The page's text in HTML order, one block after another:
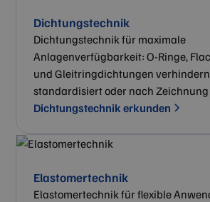
Dichtungstechnik
Dichtungstechnik für maximale
Anlagenverfügbarkeit: O-Ringe,
und Gleitringdichtungen
standardisiert oder nach
Dichtungstechnik erkunden
Elastomertechnik
Elastomertechnik für flexible